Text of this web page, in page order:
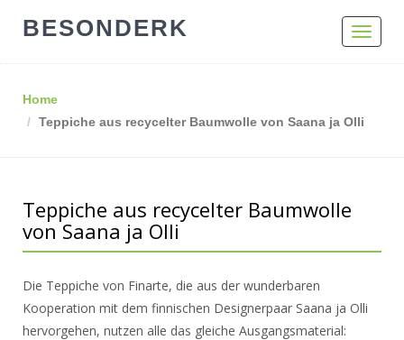
Toggle
BESONDERK
Home
Teppiche aus recycelter Baumwolle von Saana ja Olli
Teppiche aus recycelter Baumwolle
von Saana ja Olli
Die Teppiche von Finarte, die aus der wunderbaren
Kooperation mit dem finnischen Designerpaar Saana ja Olli
hervorgehen, nutzen alle das gleiche Ausgangsmaterial: